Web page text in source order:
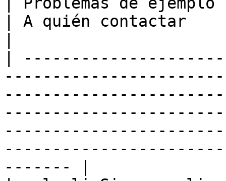
| A quién contactar
|
------- |